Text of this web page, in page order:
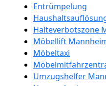
Entrümpelung
Halteverbotszone
Möbellift
Möbeltaxi
Umzugshelfer